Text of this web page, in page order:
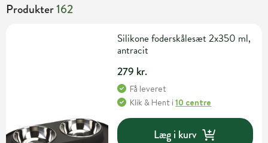
Produkter162
Silikone foderskålesæt 2x350 ml,
antracit
279 kr.
Få leveret
Klik & Hent i10 centre
Læg i kurv